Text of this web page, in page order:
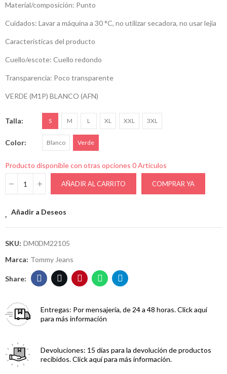
Material/composición: Punto
Cuidados: Lavar a máquina a 30 °C, no utilizar secadora, no usar lejía
Características del producto
Cuello/escote: Cuello redondo
Transparencia: Poco transparente
VERDE (M1P) BLANCO (AFN)
Talla S M L XL XXL 3XL
Color Blanco Verde
Producto disponible con otras opciones 0 Artículos
AÑADIR AL CARRITO COMPRAR YA
Añadir a Deseos
SKU: DM0DM22105
Marca: Tommy Jeans
Entregas: Por mensajería, de 24 a 48 horas. Click aquí
para más información
Devoluciones: 15 días para la devolución de productos
recibidos. Click aquí para más información.